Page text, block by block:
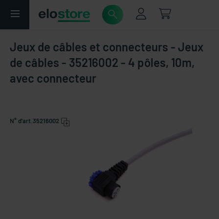
Jeux de câbles et connecteurs - Jeux
de câbles - 35216002 - 4 pôles, 10m,
avec connecteur
N° d'art. 35216002